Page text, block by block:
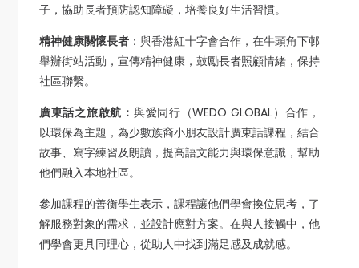
子，協助長者預防認知障礙，培養良好生活習慣。
精神健康關懷長者：與香港紅十字會合作，在牛頭角下邨
舉辦街站活動，宣傳精神健康，鼓勵長者照顧情緒，保持
社區聯繫。
廣東話之旅啟航： 與愛同行（WEDO GLOBAL）合作，
以環保為主題，為少數族裔小朋友設計廣東話課程，結合
故事、寫字練習及朗讀，提高語文能力與環保意識，幫助
他們融入本地社區。
參加課程的善衡學生表示，課程讓他們學會換位思考，了
解服務對象的需求，並設計應對方案。在與人接觸中，他
們學會更具同理心，從助人中找到滿足感及成就感。